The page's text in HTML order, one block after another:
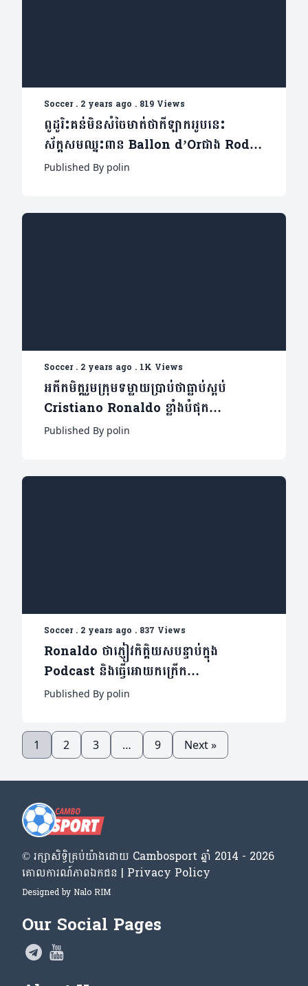
Soccer. 2 years ago . 819 Views
ពូដូរិះគន់មិនសំចៃមាត់ថាកីឡាកររូបនេះ
ស័ក្តសមឈ្នះពាន Ballon d’Orជាង Rodri
(មាន២វីដេអូ)
Published By polin
Soccer. 2 years ago . 1K Views
អតីតមិត្តរួមក្រុមទម្លាយប្រាប់ថាធ្លាប់ស្អប់
Cristiano Ronaldo ខ្លាំងបំផុត
(មាន១វីឌេអូ)
Published By polin
Soccer. 2 years ago . 837 Views
Ronaldo ថាភ្ញៀវកិត្តិយសបន្ទាប់ក្នុង
Podcast និងធ្វើអោយកក្រើក
បណ្តាញអ៊ិនធើនេត
Published By polin
1 2 3 … 9 Next »
© រក្សា​សិទ្ធិ​គ្រប់​យ៉ាង​ដោយ​ Cambosport ឆ្នាំ 2014 - 2026
គោលការណ៍​ភាព​ឯកជន | Privacy Policy
Designed by Nalo RIM
Our Social Pages